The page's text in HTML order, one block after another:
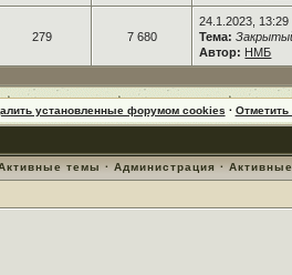
279 7 680
24.1.2023, 13:29
Тема:
Автор: НМБ
установленные форумом cookies ·
темы ·Администрация ·